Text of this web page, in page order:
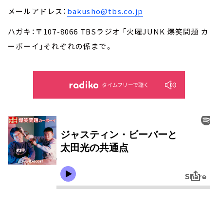
メールアドレス： bakusho@tbs.co.jp
ハガキ：〒107-8066 TBSラジオ 「火曜JUNK 爆笑問題 カ
ーボーイ」それぞれの係まで。
タイムフリーで聴く